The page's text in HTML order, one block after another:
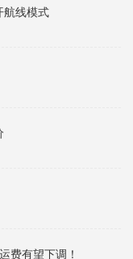
航线模式
费有望下调！